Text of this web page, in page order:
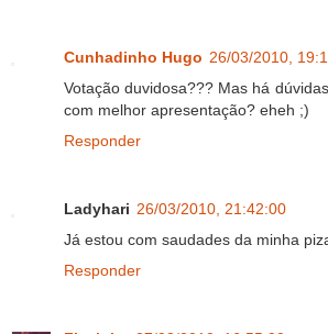
Cunhadinho Hugo 26/03/2010,
Votação duvidosa??? Mas há
com melhor apresentação? eheh ;)
Responder
Ladyhari 26/03/2010, 21:42:00
Já estou com saudades da minha
Responder